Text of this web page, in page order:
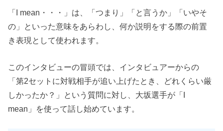
「I mean・・・」は、「つまり」「と言うか」「いやそ
の」といった意味をあらわし、何か説明をする際の前置
き表現として使われます。
このインタビューの冒頭では、インタビュアーからの
「第2セットに対戦相手が追い上げたとき、どれくらい厳
しかったか？」という質問に対し、大坂選手が「I
mean」を使って話し始めています。